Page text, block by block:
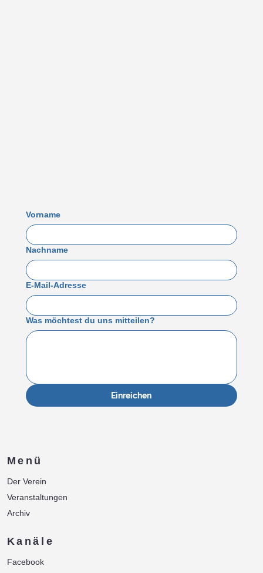
Vorname
Nachname
E-Mail-Adresse
Was möchtest du uns mitteilen?
Einreichen
Menü
Der Verein
Veranstaltungen
Archiv
Kanäle
Facebook